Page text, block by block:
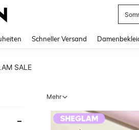
Schneller Versand
SALE
Mehr